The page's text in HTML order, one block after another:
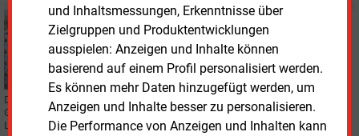
und Inhaltsmessungen, Erkenntnisse über
Zielgruppen und Produktentwicklungen
ausspielen: Anzeigen und Inhalte können
basierend auf einem Profil personalisiert werden.
Es können mehr Daten hinzugefügt werden, um
Anzeigen und Inhalte besser zu personalisieren.
Die Performance von Anzeigen und Inhalten kann
STROMSPEICHER
Deutsche Batterieproduktion auf Wachstumskurs
Die Batterieproduktion in Deutschland erreichte 2025 einen Höchststand.
Gleichzeitig wächst die Sorge über die starke Abhängigkeit von asiatischen
Lieferketten.